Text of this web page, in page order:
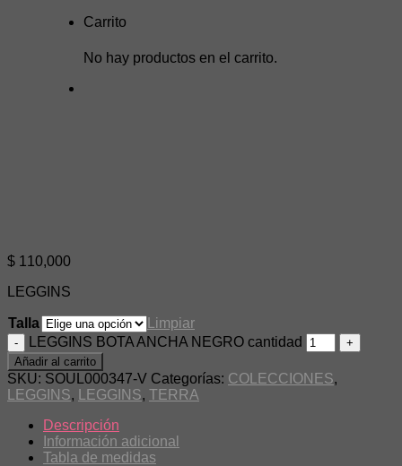
Carrito
No hay productos en el carrito.
$ 110,000
LEGGINS
Talla
Limpiar
LEGGINS BOTA ANCHA NEGRO cantidad
Añadir al carrito
SKU: SOUL000347-V Categorías: COLECCIONES,
LEGGINS, LEGGINS, TERRA
Descripción
Información adicional
Tabla de medidas